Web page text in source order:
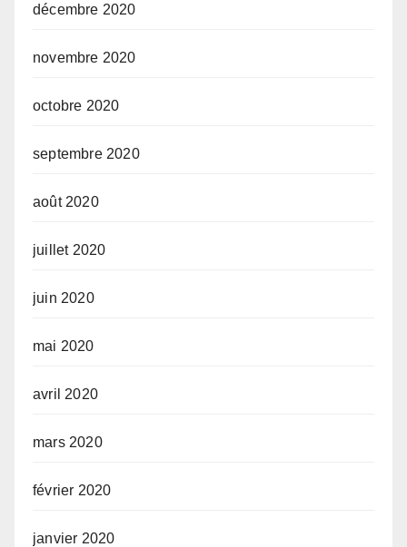
décembre 2020
novembre 2020
octobre 2020
septembre 2020
août 2020
juillet 2020
juin 2020
mai 2020
avril 2020
mars 2020
février 2020
janvier 2020